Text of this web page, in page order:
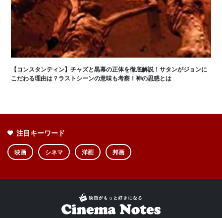
【コンスタンティン】チャズと黒幕の正体を徹底解説！サタンがジョンに
こだわる理由は？ラストシーンの意味も考察！神の思惑とは
注目キーワード
映画 シネマ 洋画 邦画